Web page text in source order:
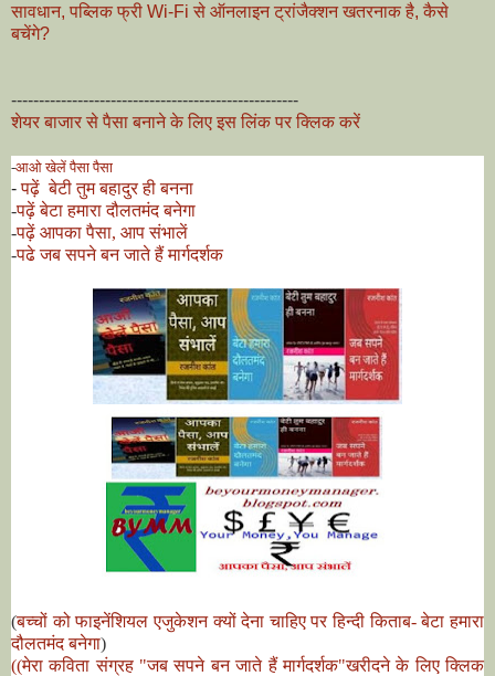
सावधान, पब्लिक फ्री Wi-Fi से ऑनलाइन ट्रांजैक्शन खतरनाक है, कैसे
बचेंगे?
----------------------------------------------------
शेयर बाजार से पैसा बनाने के लिए इस लिंक पर क्लिक करें
-आओ खेलें पैसा पैसा
-पढ़ें बेटी तुम बहादुर ही बनना
-पढ़ें बेटा हमारा दौलतमंद बनेगा
-पढ़ें आपका पैसा, आप संभालें
-पढे जब सपने बन जाते हैं मार्गदर्शक
(बच्चों को फाइनेंशियल एजुकेशन क्यों देना चाहिए पर हिन्दी किताब- बेटा हमारा
दौलतमंद बनेगा)
((मेरा कविता संग्रह "जब सपने बन जाते हैं मार्गदर्शक"खरीदने के लिए क्लिक